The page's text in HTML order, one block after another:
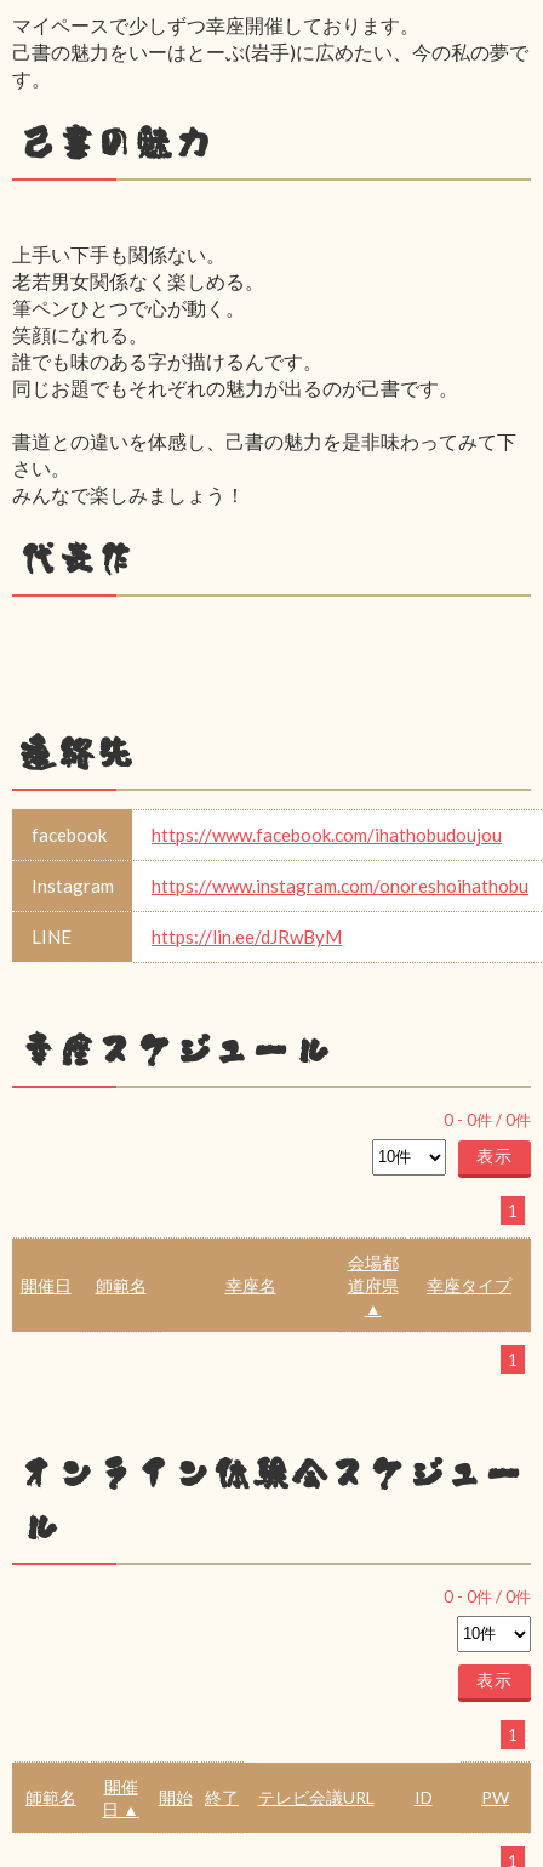
マイペースで少しずつ幸座開催しております。
己書の魅力をいーはとーぶ(岩手)に広めたい、今の私の夢で
す。
己書の魅力
上手い下手も関係ない。
老若男女関係なく楽しめる。
筆ペンひとつで心が動く。
笑顔になれる。
誰でも味のある字が描けるんです。
同じお題でもそれぞれの魅力が出るのが己書です。
書道との違いを体感し、己書の魅力を是非味わってみて下
さい。
みんなで楽しみましょう！
代表作
連絡先
facebook https://www.facebook.com/ihathobudoujou
Instagram https://www.instagram.com/onoreshoihathobu
LINE https://lin.ee/dJRwByM
幸座スケジュール
0 - 0件 /0件
1
開催日 師範名 幸座名
会場都
道府県
▲
幸座タイプ
1
オンライン体験会スケジュー
ル
0 - 0件 /0件
1
師範名
開催
日 ▲
開始 終了 テレビ会議URL ID PW
1